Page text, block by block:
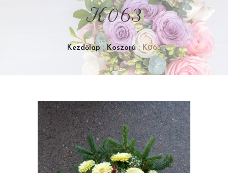
K063
Kezdőlap :Koszorú: K063